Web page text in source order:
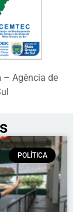
– Agência de
POLÍTICA